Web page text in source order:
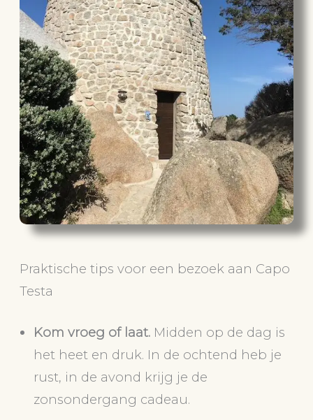
Praktische tips voor een bezoek aan Capo
Testa
Kom vroeg of laat. Midden op de dag is
het heet en druk. In de ochtend heb je
rust, in de avond krijg je de
zonsondergang cadeau.